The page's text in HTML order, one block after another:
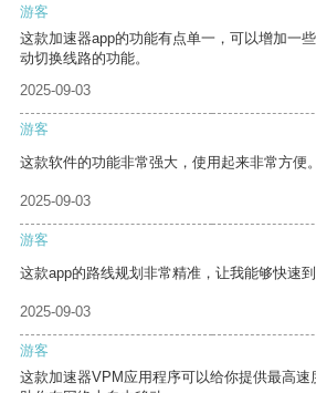
游客
这款加速器app的功能有点单一，可以增加一
动切换线路的功能。
2025-09-03
游客
这款软件的功能非常强大，使用起来非常方便。
2025-09-03
游客
这款app的路线规划非常精准，让我能够快速到
2025-09-03
游客
这款加速器VPM应用程序可以给你提供最高